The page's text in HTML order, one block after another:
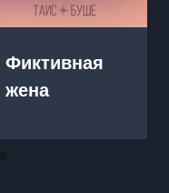
Фиктивная
жена